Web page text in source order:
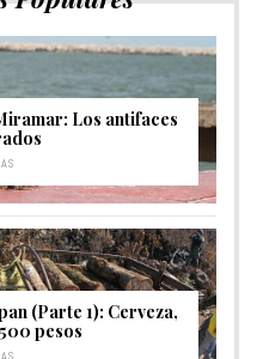
Los antifaces
(Parte 1): Cerveza,
pesos